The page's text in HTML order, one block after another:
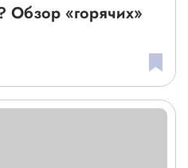
Обзор «горячих»